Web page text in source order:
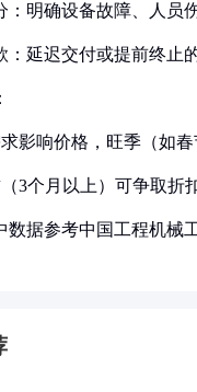
：明确设备故障、人员
：延迟交付或提前终止
影响价格，旺季（如春
3个月以上）可争取折
数据参考中国工程机械